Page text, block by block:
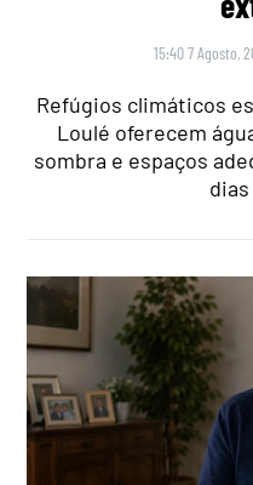
15:40 7 Agosto,
Refúgios climáticos
Loulé oferecem
sombra e espaços